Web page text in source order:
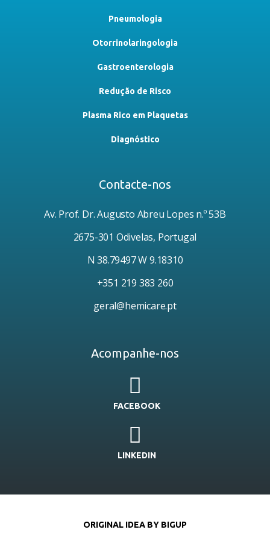
Pneumologia
Otorrinolaringologia
Gastroenterologia
Redução de Risco
Plasma Rico em Plaquetas
Diagnóstico
Contacte-nos
Av. Prof. Dr. Augusto Abreu Lopes n.º 53B
2675-301 Odivelas, Portugal
N 38.79497 W 9.18310
+351 219 383 260
geral@hemicare.pt
Acompanhe-nos
FACEBOOK
LINKEDIN
ORIGINAL IDEA BY BIGUP